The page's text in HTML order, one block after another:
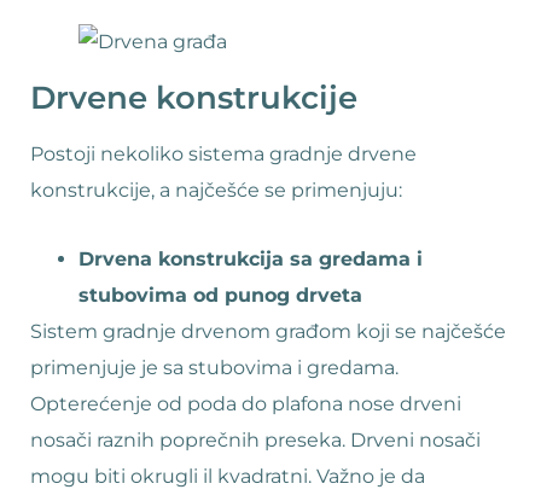
Drvene konstrukcije
Postoji nekoliko sistema gradnje drvene
konstrukcije, a najčešće se primenjuju:
Drvena konstrukcija sa gredama i
stubovima od punog drveta
Sistem gradnje drvenom građom koji se najčešće
primenjuje je sa stubovima i gredama.
Opterećenje od poda do plafona nose drveni
nosači raznih poprečnih preseka. Drveni nosači
mogu biti okrugli il kvadratni. Važno je da